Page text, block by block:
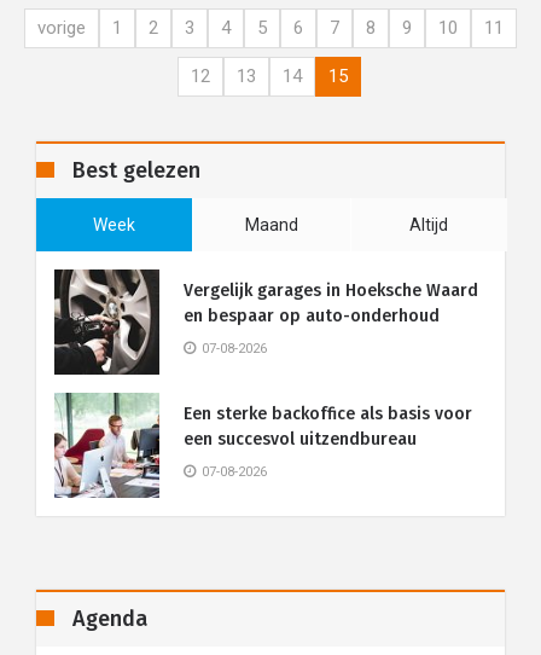
vorige 1 2 3 4 5 6 7 8 9 10 11
12 13 14 15
Best gelezen
Week Maand Altijd
Vergelijk garages in Hoeksche Waard
en bespaar op auto-onderhoud
07-08-2026
Een sterke backoffice als basis voor
een succesvol uitzendbureau
07-08-2026
Agenda